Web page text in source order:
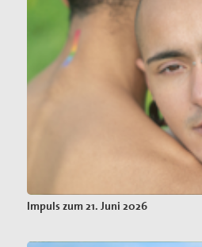
Impuls zum 21. Juni 2026